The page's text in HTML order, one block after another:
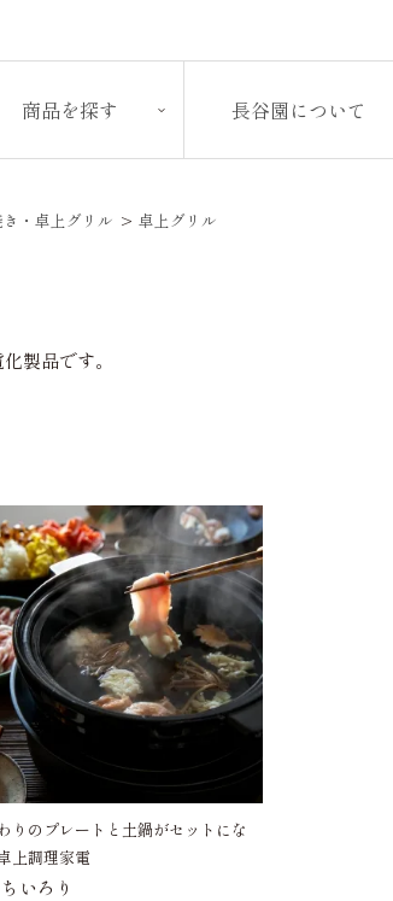
商品を探す 長谷園について
・卓上グリル > 卓上グリル
製品です。
りのプレートと土鍋がセットにな
上調理家電
いろり